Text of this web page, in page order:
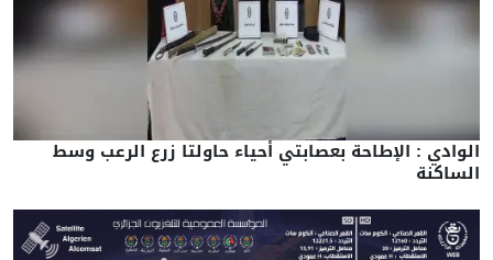
الوادي : الإطاحة بعصابتي أحياء حاولتا زرع الرعب وسط
الساكنة